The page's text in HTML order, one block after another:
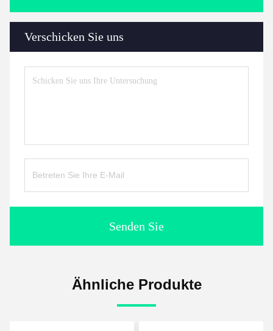
Verschicken Sie uns
Senden Sie
Ähnliche Produkte